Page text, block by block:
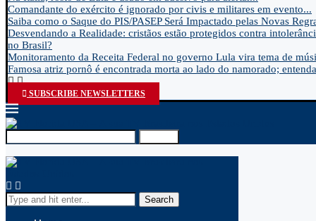
Comandante do exército é ignorado por civis e militares em evento...
Saiba como o Saque do PIS/PASEP Será Impactado pelas Novas
Desvendando a Realidade: cristãos estão protegidos contra
no Brasil?
Monitoramento da Receita Federal no governo Lula vira tema de
Famosa atriz pornô é encontrada morta ao lado do namorado;
SUBSCRIBE NEWSLETTERS
Search